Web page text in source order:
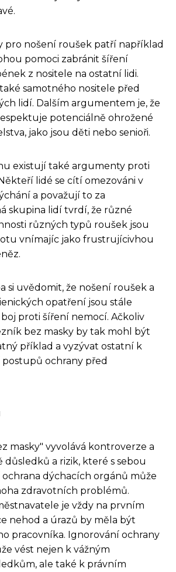
pro nošení roušek patří například
pomoci zabránit šíření
z nositele na ostatní lidi.
samotného nositele před
lidí. Dalším argumentem je, že
potenciálně ohrožené
jako jsou děti nebo senioři.
existují také argumenty proti
lidé se cítí omezováni v
a považují to za
skupina lidí tvrdí, že různé
různých typů roušek jsou
vnímajíc jako frustrujícivhou
si uvědomit, že nošení roušek a
opatření jsou stále
proti šíření nemocí. Ačkoliv
bez masky by tak mohl být
příklad a vyzývat ostatní k
ochrany před
masky" vyvolává kontroverze a
důsledků a rizik, které s sebou
ochrana dýchacích orgánů může
zdravotních problémů.
je vždy na prvním
nehod a úrazů by měla být
pracovníka. Ignorování ochrany
vést nejen k vážným
ale také k právním